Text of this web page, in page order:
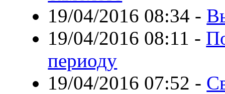
19/04/2016 08:34 -
19/04/2016 08:11 -
периоду
19/04/2016 07:52 -